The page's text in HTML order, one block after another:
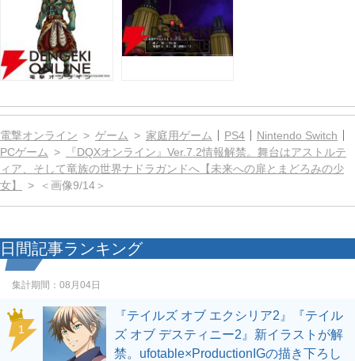
電撃オンライン ゲーム 家庭用ゲーム PS4
Nintendo Switch
PCゲーム
『DQXオンライン』Ver.7.2情報解禁。舞台はアストルテ
ィア、そして竜族の世界ナドラガンドへ【未来への扉とまどろみの少
女】
＜画像9/14＞
日間記事ランキング
集計期間： 08月04日
1
『テイルズ オブ エクシリア2』『テイル
ズ オブ デスティニー2』新イラストが解
禁。ufotable×ProductionIGの描き下ろし